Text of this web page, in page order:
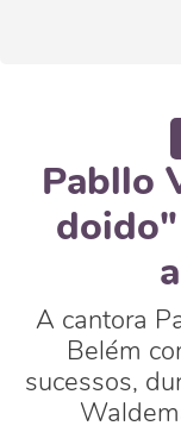
Pabllo
doido"
A cantora
Belém
sucessos,